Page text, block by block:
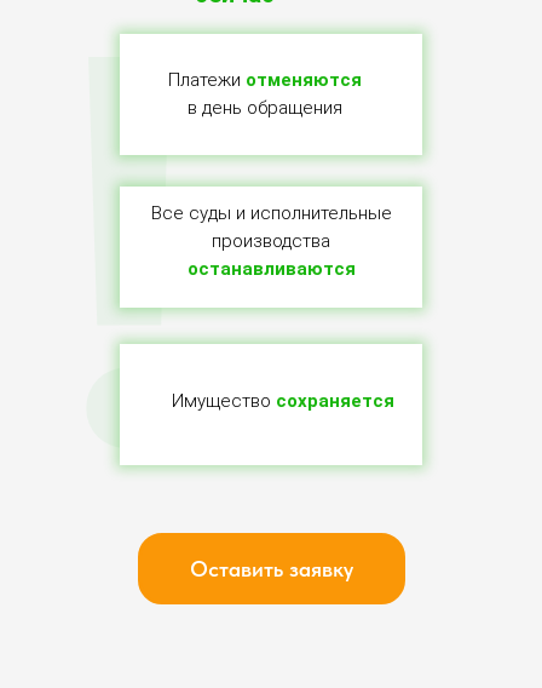
!Имущество сохраняется
Платежи отменяются
в день обращения
Все суды и исполнительные
производства
останавливаются
Оставить заявку